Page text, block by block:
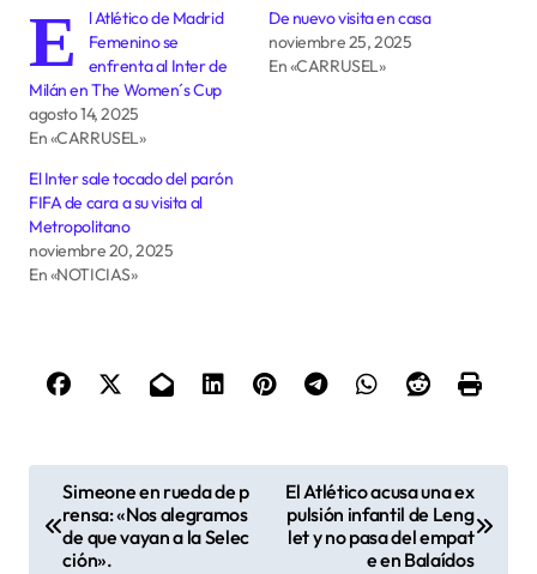
E
l Atlético de Madrid
Femenino se
enfrenta al Inter de
Milán en The Women´s Cup
agosto 14, 2025
En «CARRUSEL»
De nuevo visita en casa
noviembre 25, 2025
En «CARRUSEL»
El Inter sale tocado del parón
FIFA de cara a su visita al
Metropolitano
noviembre 20, 2025
En «NOTICIAS»
a
Simeone en rueda de p
rensa: «Nos alegramos
de que vayan a la Selec
ción».
El Atlético acusa una ex
pulsión infantil de Leng
let y no pasa del empat
e en Balaídos